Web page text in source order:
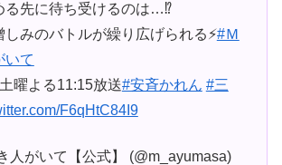
る先に待ち受けるのは…⁉️
みのバトルが繰り広げられる⚡#Ｍ
いて
曜よる11:15放送#安斉かれん #三
F6qHtC84I9
人がいて【公式】 (@m_ayumasa)